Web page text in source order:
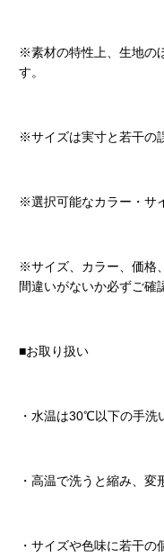
※素材の特性上、生地の
す。
※サイズは実寸と若干の
※選択可能なカラー・サ
※サイズ、カラー、価格
間違いがないか必ずご確
■お取り扱い
・水温は30℃以下の手洗
・高温で洗うと縮み、変
・サイズや色味に若干の